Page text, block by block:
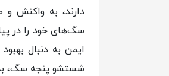
دارند، به واکنش
سگ‌های خود را در
ایمن به دنبال
شستشو پنجه سگ،